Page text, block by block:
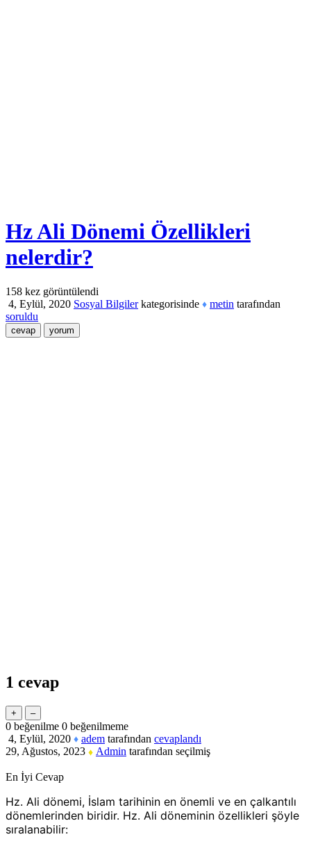
Hz Ali Dönemi Özellikleri
nelerdir?
158 kez görüntülendi
4, Eylül, 2020 Sosyal Bilgilerkategorisinde ♦ metin tarafından
soruldu
1 cevap
0 beğenilme 0 beğenilmeme
4, Eylül, 2020 ♦ adem tarafından cevaplandı
29, Ağustos, 2023 ♦ Admin tarafından seçilmiş
En İyi Cevap
Hz. Ali dönemi, İslam tarihinin en önemli ve en çalkantılı
dönemlerinden biridir. Hz. Ali döneminin özellikleri şöyle
sıralanabilir: